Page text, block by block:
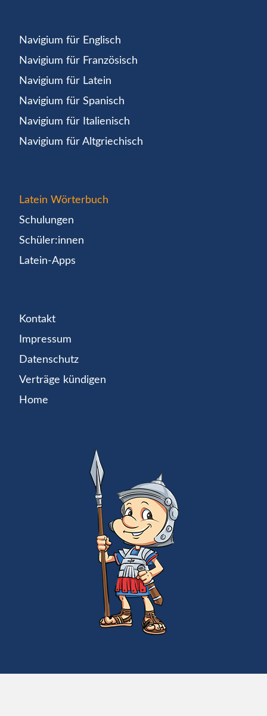
Navigium für Englisch
Navigium für Französisch
Navigium für Latein
Navigium für Spanisch
Navigium für Italienisch
Navigium für Altgriechisch
Latein Wörterbuch
Schulungen
Schüler:innen
Latein-Apps
Kontakt
Impressum
Datenschutz
Verträge kündigen
Home